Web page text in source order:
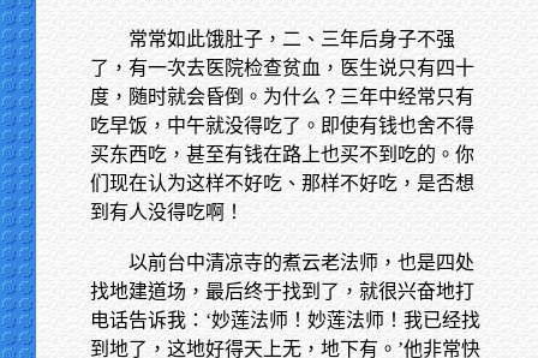
常常如此饿肚子，二、三年后身子不强
了，有一次去医院检查贫血，医生说只有四十
度，随时就会昏倒。为什么？三年中经常只有
吃早饭，中午就没得吃了。即使有钱也舍不得
买东西吃，甚至有钱在路上也买不到吃的。你
们现在认为这样不好吃、那样不好吃，是否想
到有人没得吃啊！
以前台中清凉寺的煮云老法师，也是四处
找地建道场，最后终于找到了，就很兴奋地打
电话告诉我：‘妙莲法师！妙莲法师！我已经找
到地了，这地好得天上无，地下有。’他非常快